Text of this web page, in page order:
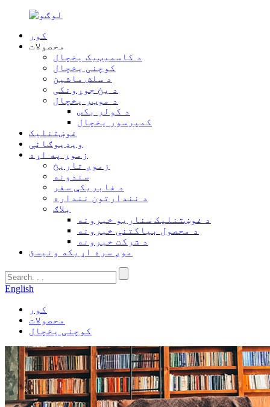
کور
محصولات
د کاسمیټیک یخچال
کوچنی یخچال
د سلش ماشین
د یخ جوړونکی
د موټر یخچال
د کولر بکس
کمپرسور یخچال
غوښتنلیک
ویډیوګانې
زموږ په اړه
زموږ تاریخ
سندونه
د فابریکې سفر
د نندارتون ننداره
بلاګ
د غوښتنلیک سناریو خبرونه
د محصول بیاکتنې خبرونه
د شرکت خبرونه
موږ سره اړیکه ونیسئ
English
کور
محصولات
کوچنی یخچال